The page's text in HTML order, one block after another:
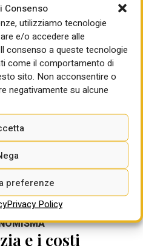
Consenso
utilizziamo tecnologie
e/o accedere alle
consenso a queste tecnologie
come il comportamento di
sito. Non acconsentire o
negativamente su alcune
preferenze
Privacy Policy
POI I PARERI MOTIVATI
porti e trasporti:
pesanti lettere
contesta a Roma il
quadro, compreso
periodiche delle autorizzazioni.
il mancato aggiornamento del
dell’inquinamento
anche sui servizi portuali e gli
e i costi